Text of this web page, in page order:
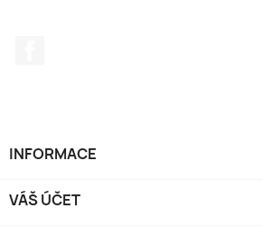
INFORMACE
VÁŠ ÚČET